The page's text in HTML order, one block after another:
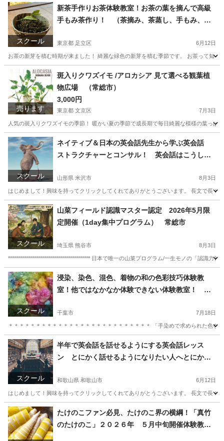
東京 中央区 寿司 埼玉 さいたま市 寿司 魚の
スクール
新茶手作りお茶体験教室！お茶の葉を摘んで高級
手もみ茶作り！ （茶摘み、茶蒸し、手もみ、）
東京都 足立区 6月12日
お茶の新芽を積む時期が来ました！ 綺麗な緑色の新芽を積む季節です。 お茶って知
東京 足立区 料理 さいたま市 料理 バリカン
売ります
斑入りクワズイモ /アロカシア 見て選べる観葉植
物広場 （常総市）
3,000円
東京都 文京区 7月3日
人気の斑入りクワズイモの季節！ 暖かい夏の季節で成長期で毎日綺麗な模様の葉っ
東京 文京区 インテリア雑貨/小物 埼玉 さいたま市
インテリア雑貨/小物 斑入り
スクール
ネイティブ＆日本の英会話先生から学ぶ英会話
ストラクチャーとコンサル！ 英会話はこうして
山形県 米沢市 8月3日
はじめまして！興味を持ってクリックしてくれてありがとうございます。 長文で長
山形 米沢市 英語
スクール
山菜フィールド認識マスター認定 2026年5月限
定開催（1day集中プログラム） 常総市
埼玉県 熊谷市 8月3日
***************************************** 日本で唯一の山菜プログラム/一生モノの「認識力育
埼玉 熊谷市 日本文化
スクール
浸染、染色、混色、着物の和の色彩技巧体験教
室！他ではなかなか体験できない体験教室！ 常
千葉市 7月18日
＊＊＊＊＊＊＊＊＊＊＊＊＊＊＊＊＊＊＊＊＊＊＊＊＊＊ 「手染めで求められた色
千葉 千葉市 日本文化 東京 中央区 日本文化
スクール
半年で英会話を話せるようにする英会話レッス
ン とにかく話せるようになりたい人へとにかく
和歌山県 和歌山市 6月12日
はじめまして！興味を持ってクリックしてくれてありがとうございます。 長文で長
和歌山 和歌山市たけのこファン必見、たけのこ界の横綱！「真竹
のたけのこ」２０２６年 ５月中旬開催体験教室